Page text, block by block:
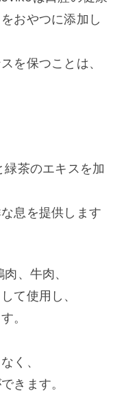
おやつに添加し
を保つことは、
茶のエキスを加
息を提供します
、牛肉、
て使用し、
。
く、
きます。